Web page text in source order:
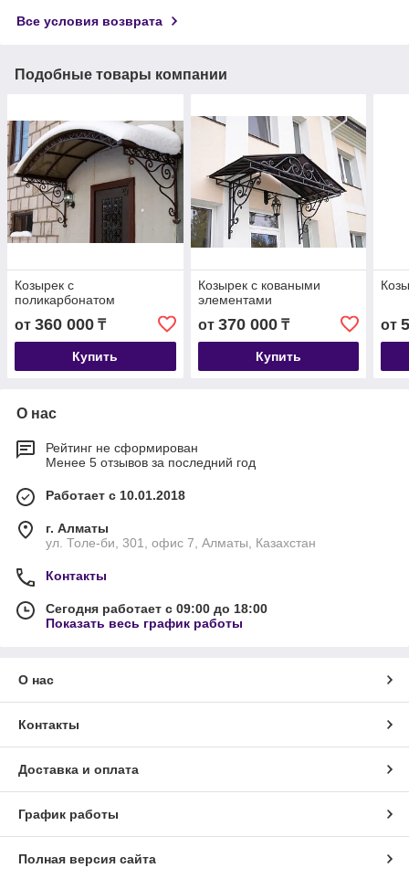
Все условия возврата
Подобные товары компании
Козырек с
поликарбонатом
от 360 000 ₸
Купить
Козырек с коваными
элементами
от 370 000₸
Купить
от
О нас
Рейтинг не сформирован
Менее 5 отзывов за последний год
Работает с 10.01.2018
г. Алматы
ул. Толе-би, 301, офис 7, Алматы, Казахстан
Контакты
Сегодня работает с 09:00 до 18:00
Показать весь график работы
О нас
Контакты
Доставка и оплата
График работы
Полная версия сайта